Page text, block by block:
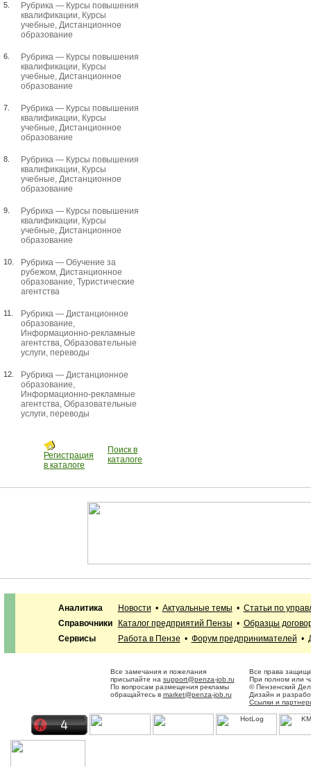
5. Рубрика — Курсы повышения
квалификации, Курсы
учебные, Дистанционное
образование
6. Рубрика — Курсы повышения
квалификации, Курсы
учебные, Дистанционное
образование
7. Рубрика — Курсы повышения
квалификации, Курсы
учебные, Дистанционное
образование
8. Рубрика — Курсы повышения
квалификации, Курсы
учебные, Дистанционное
образование
9. Рубрика — Курсы повышения
квалификации, Курсы
учебные, Дистанционное
образование
10. Рубрика — Обучение за
рубежом, Дистанционное
образование, Туристические
агентства
11. Рубрика — Дистанционное
образование,
Информационно-рекламные
агентства, Образовательные
услуги, переводы
12. Рубрика — Дистанционное
образование,
Информационно-рекламные
агентства, Образовательные
услуги, переводы
Регистрация
в каталоге
Поиск в
каталоге
Аналитика Новости • Актуальные темы • Статьи по
Справочники
Каталог предприятий Пензы • Образцы
Сервисы
Работа в Пензе • Форум предпринимателей •
Все замечания и пожелания
присылайте на support@penza-job.ru
По вопросам размещения рекламы
обращайтесь в market@penza-job.ru
Все права
При полном или
© Пензенский
Дизайн и
Ссылки и